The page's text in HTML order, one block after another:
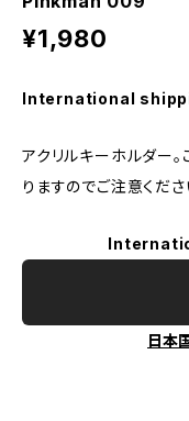
¥1,980
International
アクリルキーホルダー
りますのでご注意くださ
日本